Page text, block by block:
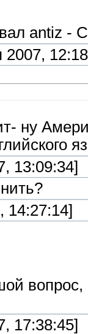
antiz -
2007,
ну
13:09:34]
14:27:14]
17:38:45]